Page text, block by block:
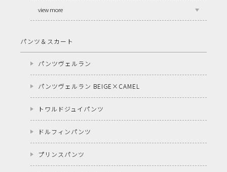
view more
パンツ＆スカート
パンツヴェルラン
パンツヴェルラン BEIGE×CAMEL
トワルドジュイパンツ
ドルフィンパンツ
プリンスパンツ